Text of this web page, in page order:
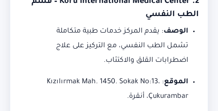
الطب النفسي
الوصف: يقدم المركز خدمات طبية متكاملة
تشمل الطب النفسي، مع التركيز على علاج
اضطرابات القلق والاكتئاب.
الموقع: Kızılırmak Mah. 1450. Sokak No:13،
Çukurambar، أنقرة.